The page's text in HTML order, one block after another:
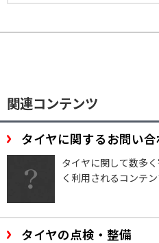
関連コンテンツ
タイヤに関するお問い合
タイヤに関して数多
く利用されるコンテ
タイヤの点検・整備